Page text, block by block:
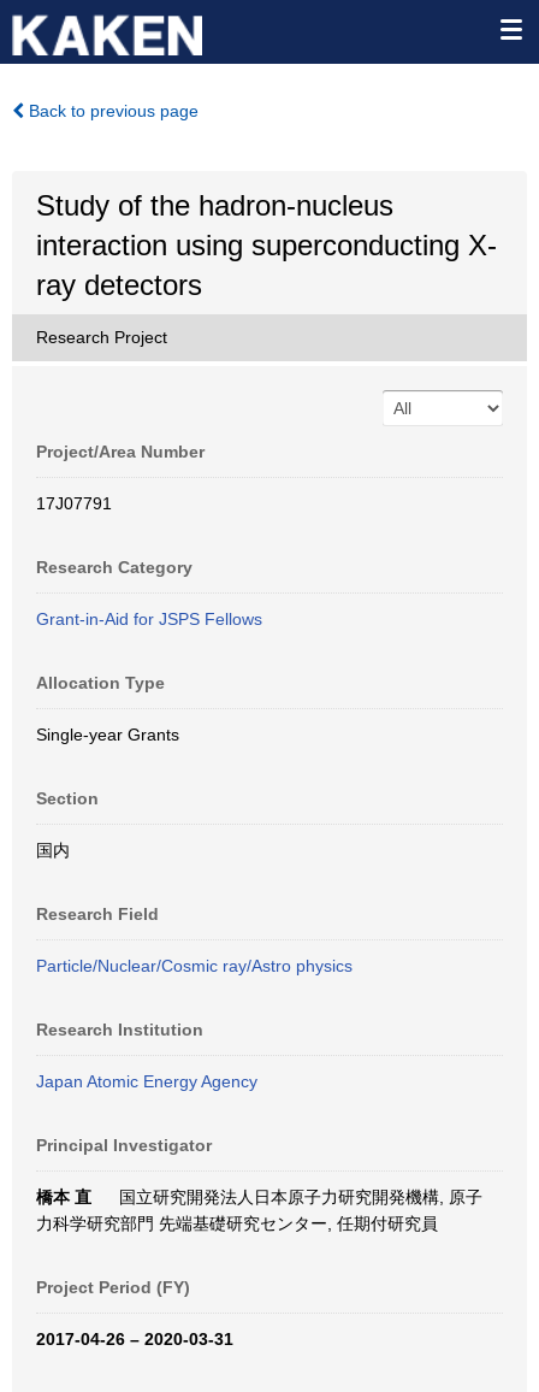
Back to previous page
Study of the hadron-nucleus
interaction using superconducting X-
ray detectors
Research Project
Project/Area Number
17J07791
Research Category
Grant-in-Aid for JSPS Fellows
Allocation Type
Single-year Grants
Section
国内
Research Field
Particle/Nuclear/Cosmic ray/Astro physics
Research Institution
Japan Atomic Energy Agency
Principal Investigator
橋本 直
国立研究開発法人日本原子力研究開発機構, 原子
力科学研究部門 先端基礎研究センター, 任期付研究員
Project Period (FY)
2017-04-26 – 2020-03-31